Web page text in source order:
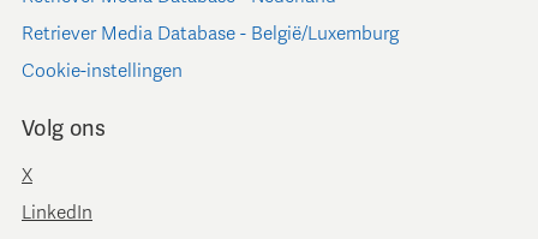
Retriever Media Database - België/Luxemburg
Cookie-instellingen
Volg ons
X
LinkedIn